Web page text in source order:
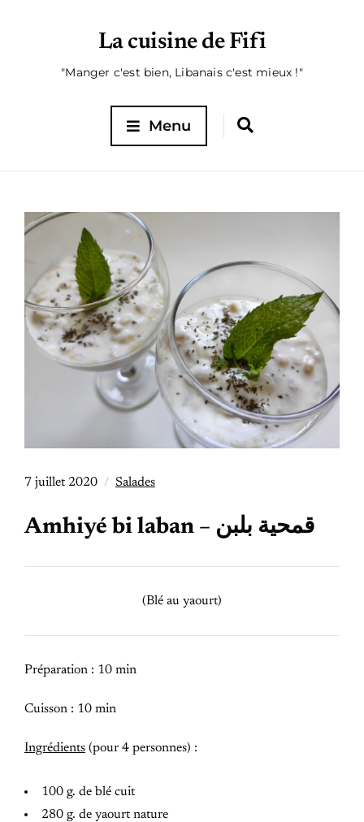
La cuisine de Fifi
"Manger c'est bien, Libanais c'est mieux !"
Menu
7 juillet 2020 Salades
Amhiyé bi laban – قمحية بلبن
(Blé au yaourt)
Préparation : 10 min
Cuisson : 10 min
Ingrédients (pour 4 personnes) :
100 g. de blé cuit
280 g. de yaourt nature